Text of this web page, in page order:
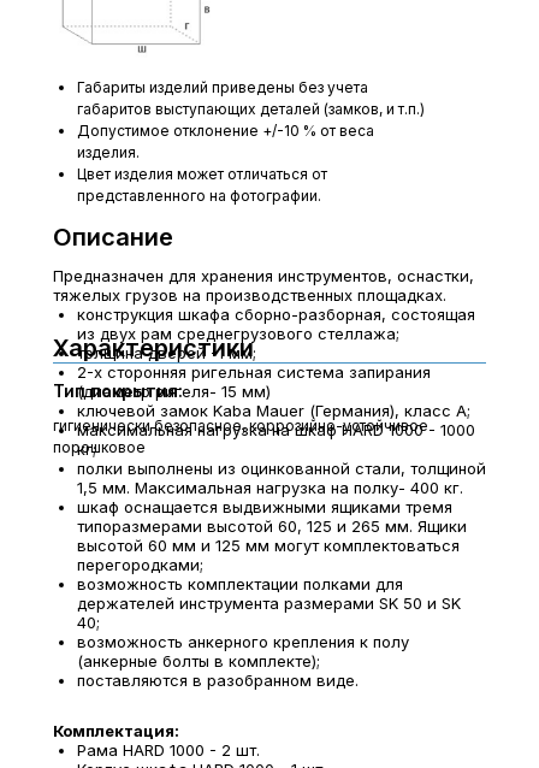
Описание
Предназначен для хранения инструментов, оснастки,
тяжелых грузов на производственных площадках.
конструкция шкафа сборно-разборная, состоящая
из двух рам среднегрузового стеллажа;
толщина дверей -1 мм;
2-х сторонняя ригельная система запирания
(диаметр ригеля- 15 мм)
ключевой замок Kaba Mauer (Германия), класс A;
максимальная нагрузка на шкаф HARD 1000 - 1000
кг;
полки выполнены из оцинкованной стали, толщиной
1,5 мм. Максимальная нагрузка на полку- 400 кг.
шкаф оснащается выдвижными ящиками тремя
типоразмерами высотой 60, 125 и 265 мм. Ящики
высотой 60 мм и 125 мм могут комплектоваться
перегородками;
возможность комплектации полками для
держателей инструмента размерами SK 50 и SK
40;
возможность анкерного крепления к полу
(анкерные болты в комплекте);
поставляются в разобранном виде.
Комплектация:
Рама HARD 1000 - 2 шт.
Габариты изделий приведены без учета
габаритов выступающих деталей (замков, и т.п.)
Допустимое отклонение +/-10 % от веса
изделия.
Цвет изделия может отличаться от
представленного на фотографии.
Характеристики
гигиенически безопасное, коррозийно-устойчивое
порошковое
Тип покрытия: